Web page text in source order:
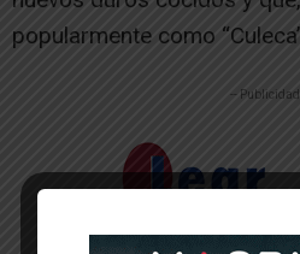
popularmente como
-- Publicidad